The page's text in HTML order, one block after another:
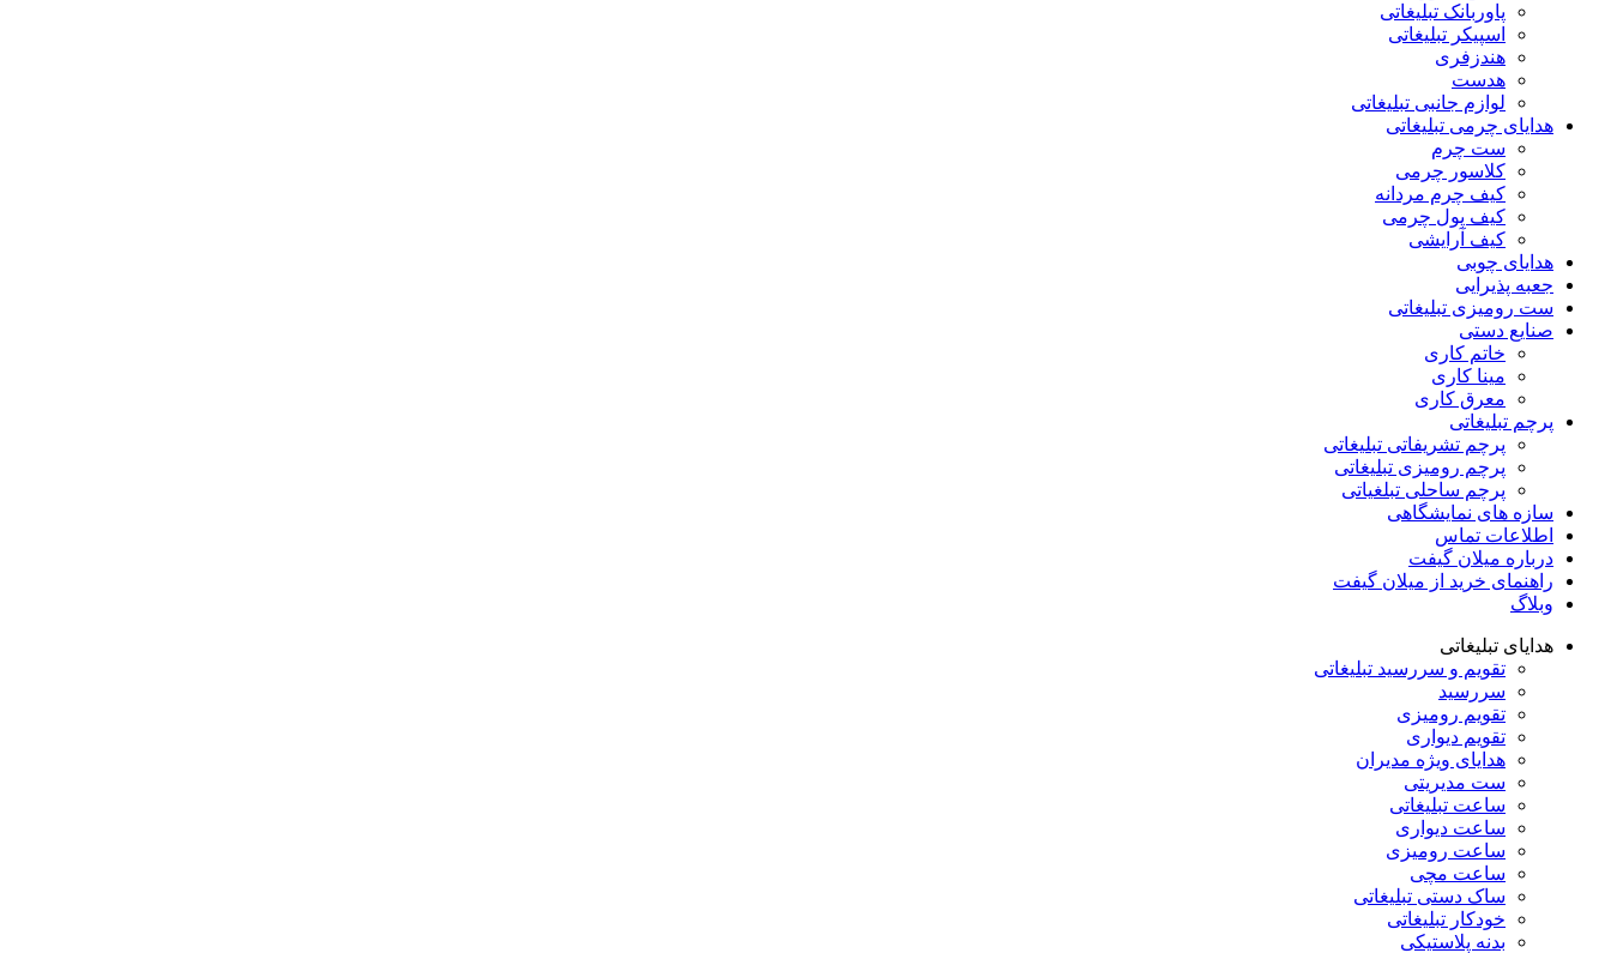
پاوربانک تبلیغاتی
اسپیکر تبلیغاتی
هندزفری
هدست
لوازم جانبی تبلیغاتی
هدایای چرمی تبلیغاتی
ست چرم
کلاسور چرمی
کیف چرم مردانه
کیف پول چرمی
کیف آرایشی
هدایای چوبی
جعبه پذیرایی
ست رومیزی تبلیغاتی
صنایع دستی
خاتم کاری
مینا کاری
معرق کاری
پرچم تبلیغاتی
پرچم تشریفاتی تبلیغاتی
پرچم رومیزی تبلیغاتی
پرچم ساحلی تبلغیاتی
سازه های نمایشگاهی
اطلاعات تماس
درباره میلان گیفت
راهنمای خرید از میلان گیفت
وبلاگ
هدایای تبلیغاتی
تقویم و سررسید تبلیغاتی
سررسید
تقویم رومیزی
تقویم دیواری
هدایای ویژه مدیران
ست مدیریتی
ساعت تبلیغاتی
ساعت دیواری
ساعت رومیزی
ساعت مچی
ساک دستی تبلیغاتی
خودکار تبلیغاتی
بدنه پلاستیکی